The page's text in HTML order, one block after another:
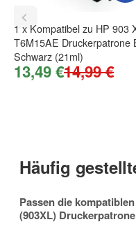
Firma
Telefon
1 x Kompatibel zu HP 903
T6M15AE Druckerpatrone
Schwarz (21ml)
13,49 €14,99 €
Häufig
Passen die
(903XL)